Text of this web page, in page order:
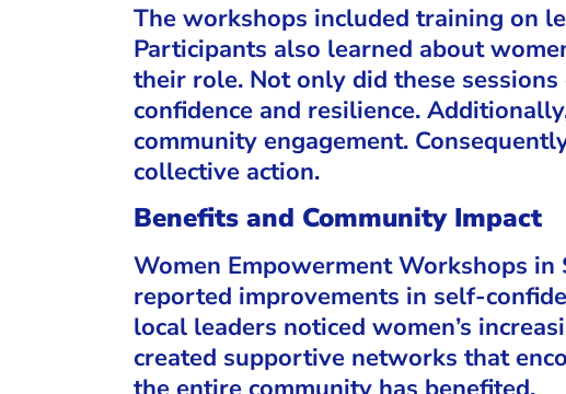
The workshops included training on
Participants also learned about
their role. Not only did these
confidence and resilience.
community engagement.
collective action.
Benefits and Community Impact
Women Empowerment Workshops
reported improvements in self-
local leaders noticed women’s
created supportive networks that